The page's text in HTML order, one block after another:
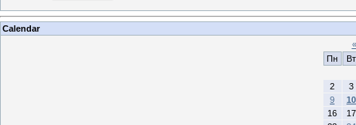
Calendar
«
Пн
Вт
2
3
9
10
16
17